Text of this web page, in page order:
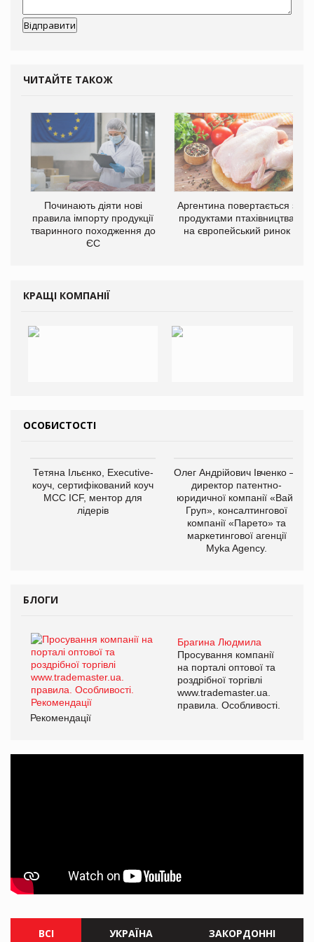
ЧИТАЙТЕ ТАКОЖ
Починають діяти нові
правила імпорту продукції
тваринного походження до
ЄС
Аргентина повертається з
продуктами птахівництва
на європейський ринок
КРАЩІ КОМПАНІЇ
ОСОБИСТОСТІ
Тетяна Ільєнко, Executive-
коуч, сертифікований коуч
МСС ICF, ментор для
лідерів
Олег Андрійович Івченко —
директор патентно-
юридичної компанії «Вайз
Груп», консалтингової
компанії «Парето» та
маркетингової агенції
Myka Agency.
БЛОГИ
Брагина Людмила
Просування компанії
на порталі оптової та
роздрібної торгівлі
www.trademaster.ua.
правила. Особливості.
Рекомендації
ВСІ УКРАЇНА ЗАКОРДОННІ